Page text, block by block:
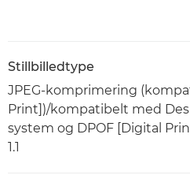
Stillbilledtype
JPEG-komprimering
Print])/kompatibelt med
system og DPOF [Digital
1.1